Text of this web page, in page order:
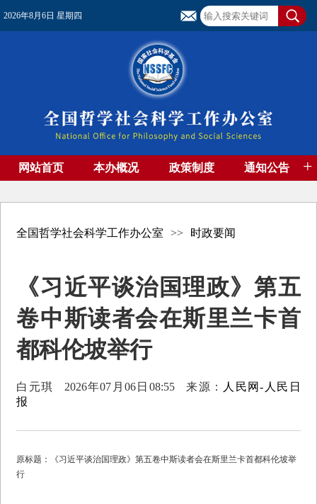
2026年8月6日 星期四
网站首页 本办概况 政策制度 通知公告 +
全国哲学社会科学工作办公室 >> 时政要闻
《习近平谈治国理政》第五
卷中斯读者会在斯里兰卡首
都科伦坡举行
白元琪 2026年07月06日08:55 来源：
人民网-人民日
报
原标题：《习近平谈治国理政》第五卷中斯读者会在斯里兰卡首都科伦坡举
行